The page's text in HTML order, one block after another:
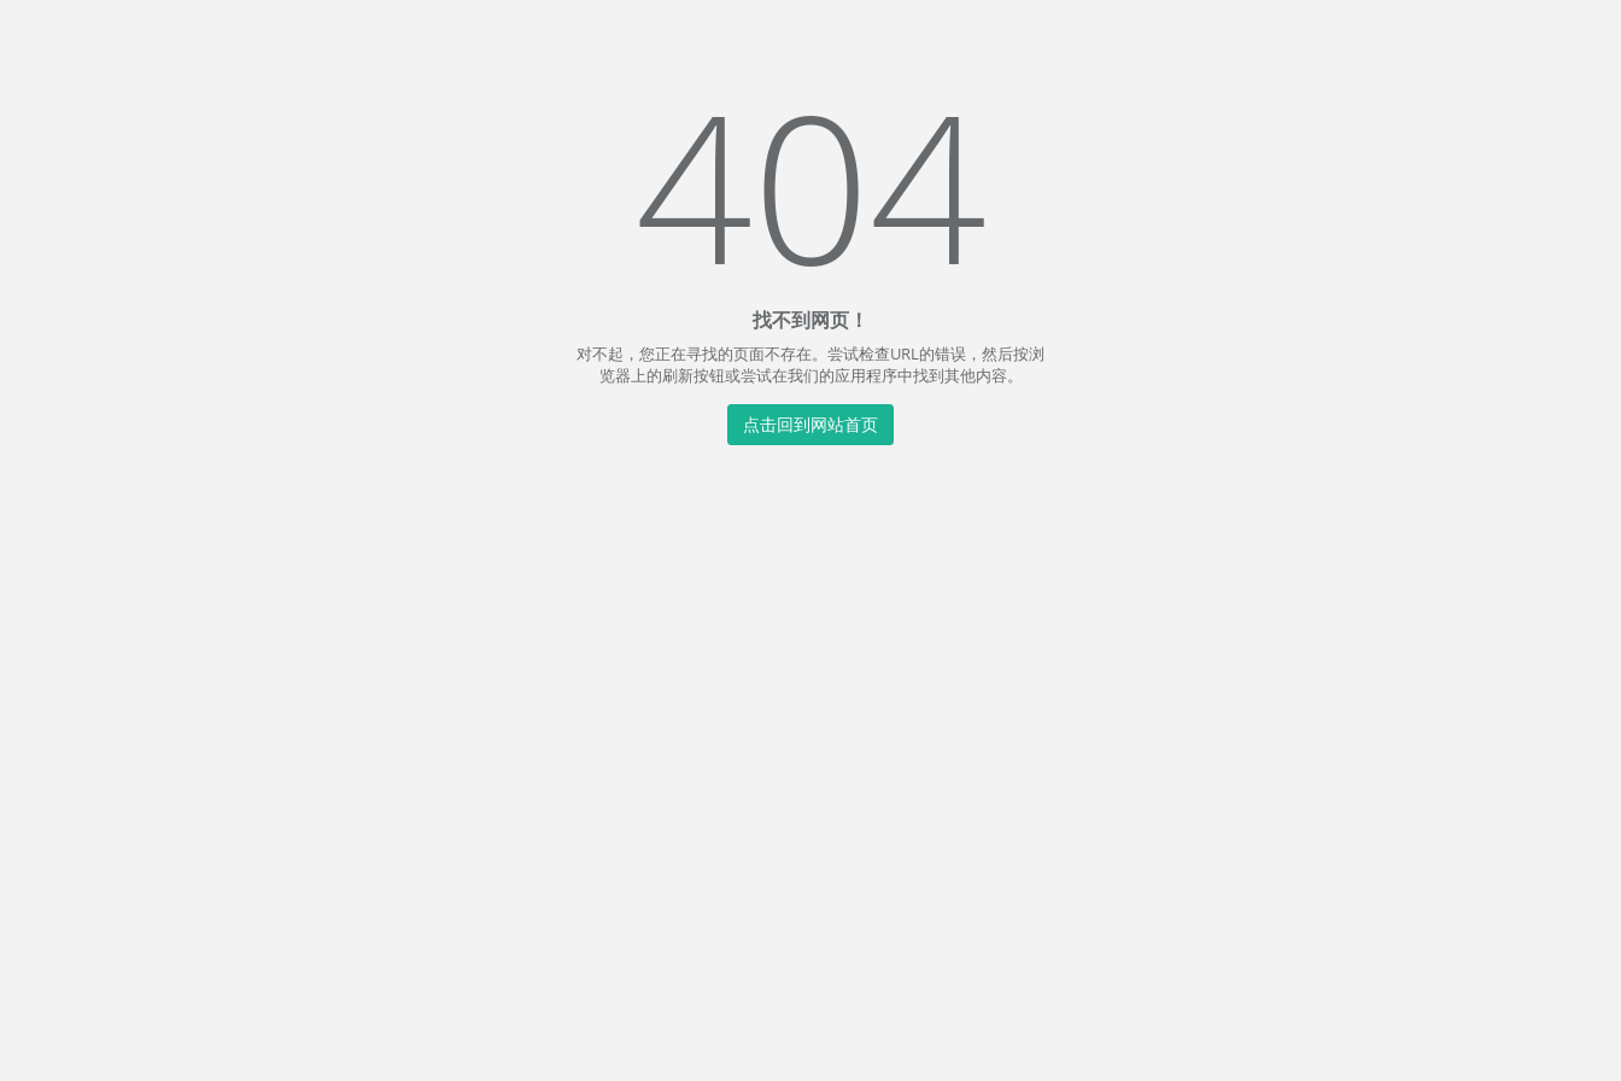
404
找不到网页！
对不起，您正在寻找的页面不存在。尝试检查URL的错误，然后按浏
览器上的刷新按钮或尝试在我们的应用程序中找到其他内容。
点击回到网站首页